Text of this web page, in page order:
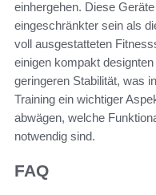
einhergehen. Diese
eingeschränkter sein als
voll ausgestatteten
einigen kompakt
geringeren Stabilität, was
Training ein wichtiger
abwägen, welche
notwendig sind.
FAQ